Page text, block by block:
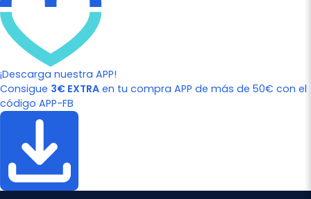
¡Descarga nuestra APP!
Consigue 3€ EXTRA en tu compra APP de más de 50€ con el
código APP-FB